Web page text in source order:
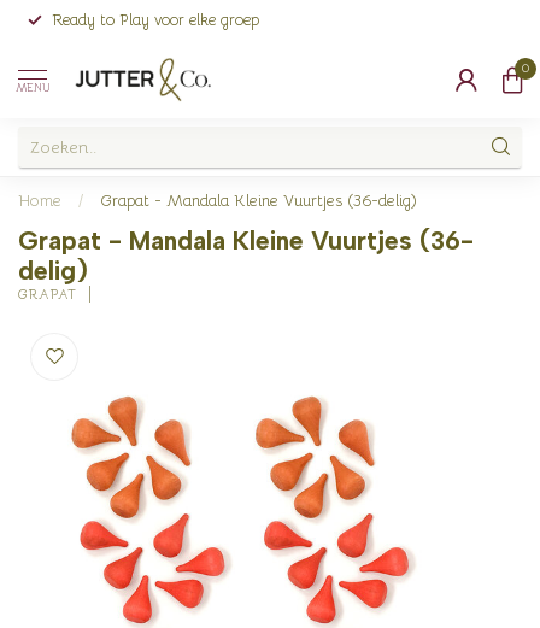
Ready to Play voor elke groep
MENU
0
Home / Grapat - Mandala Kleine Vuurtjes (36-delig)
Grapat - Mandala Kleine Vuurtjes (36-
delig)
GRAPAT